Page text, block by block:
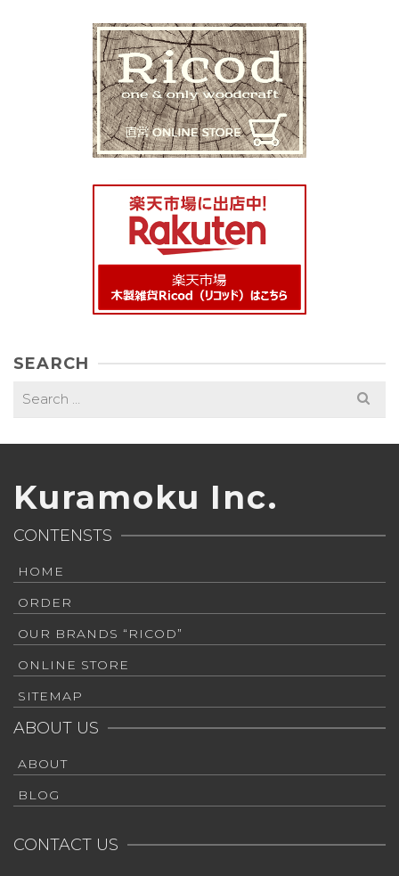
SEARCH
Search
Kuramoku Inc.
CONTENSTS
HOME
ORDER
OUR BRANDS “RICOD”
ONLINE STORE
SITEMAP
ABOUT US
ABOUT
BLOG
CONTACT US